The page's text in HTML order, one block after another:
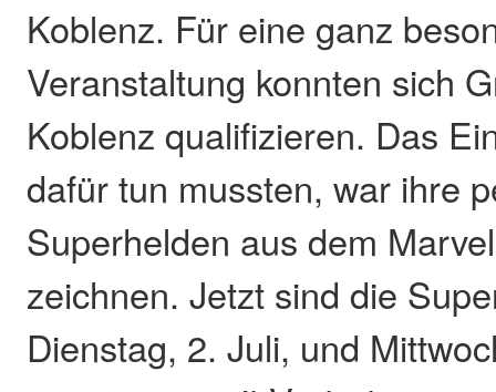
Koblenz. Für eine ganz
Veranstaltung konnten sich
Koblenz qualifizieren. Das
dafür tun mussten, war ihre
Superhelden aus dem
zeichnen. Jetzt sind die
Dienstag, 2. Juli, und